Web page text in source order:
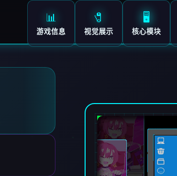
📊
游戏信息
🧷
视觉展示
🖥️
核心模块